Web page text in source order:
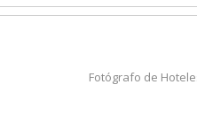
Fotógrafo de